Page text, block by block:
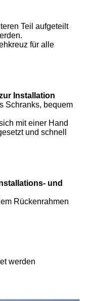
Teil aufgeteilt
für alle
Installation
Schranks, bequem
mit einer Hand
und schnell
und
Rückenrahmen
werden